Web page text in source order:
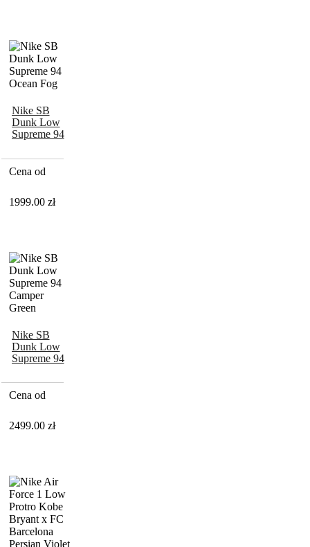
Nike SB
Dunk Low
Supreme 94
Cena od
1999.00 zł
Nike SB
Dunk Low
Supreme 94
Green
Cena od
2499.00 zł